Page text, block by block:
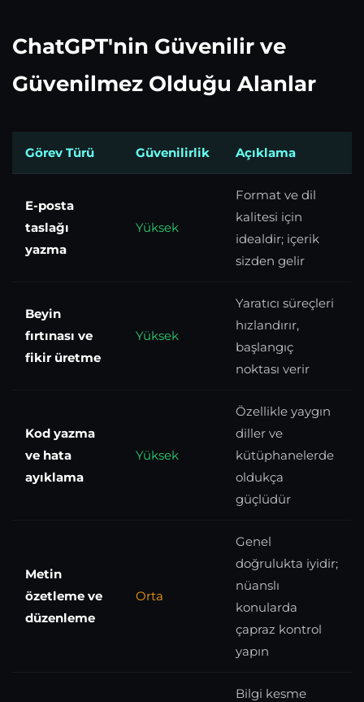
ChatGPT'nin Güvenilir ve
Güvenilmez Olduğu Alanlar
Görev Türü Güvenilirlik Açıklama
E-posta
taslağı
yazma
Yüksek
Format ve dil
kalitesi için
idealdir; içerik
sizden gelir
Beyin
fırtınası ve
fikir üretme
Yüksek
Yaratıcı süreçleri
hızlandırır,
başlangıç
noktası verir
Kod yazma
ve hata
ayıklama
Yüksek
Özellikle yaygın
diller ve
kütüphanelerde
oldukça
güçlüdür
Metin
özetleme ve
düzenleme
Orta
Genel
doğrulukta iyidir;
nüanslı
konularda
çapraz kontrol
yapın
Bilgi kesme